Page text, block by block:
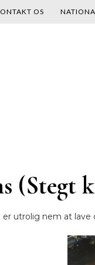
OS
(Stegt
er utrolig nem at